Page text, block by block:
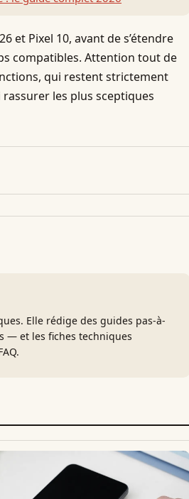
et Pixel 10, avant de s’étendre
compatibles. Attention tout de
qui restent strictement
les plus sceptiques
Elle rédige des guides pas-à-
— et les fiches techniques